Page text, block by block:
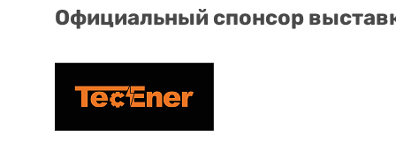
Официальный спонсор